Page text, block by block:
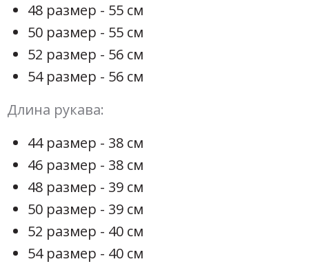
48 размер - 55 см
50 размер - 55 см
52 размер - 56 см
54 размер - 56 см
Длина рукава:
44 размер - 38 см
46 размер - 38 см
48 размер - 39 см
50 размер - 39 см
52 размер - 40 см
54 размер - 40 см